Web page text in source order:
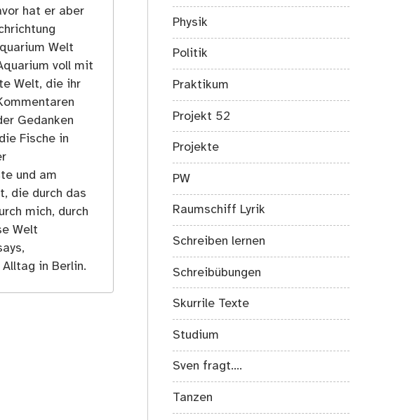
hat er aber
Welt
voll mit
Welt, die ihr
Gedanken
Fische in
und am
die durch das
mich, durch
Welt
in Berlin.
Physik
Politik
Praktikum
Projekt 52
Projekte
PW
Raumschiff Lyrik
Schreiben lernen
Schreibübungen
Skurrile Texte
Studium
Sven fragt….
Tanzen